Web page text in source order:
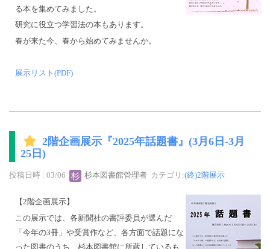
る本を集めてみました。
研究に役立つ学習法の本もあります。
春が来た今、春から始めてみませんか。
展示リスト(PDF)
2階企画展示『2025年話題書』(3月6日-3月
25日)
投稿日時 : 03/06 杉本図書館管理者 カテゴリ:(終)2階展示
【2階企画展示】
この展示では、各新聞社の書評委員が選んだ
「今年の3冊」や受賞作など、各方面で話題にな
った図書のうち、杉本図書館に所蔵しているも